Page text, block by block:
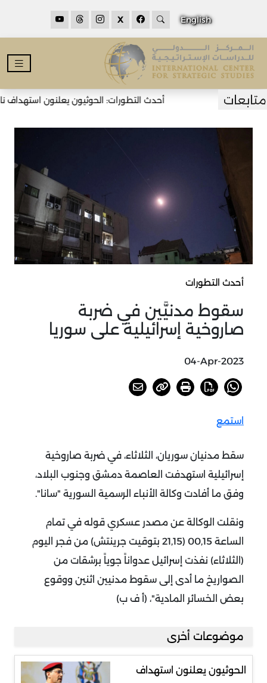
English
X
أحدث التطورات: الحوثيون يعلنون استهداف
أحدث التطورات
سقوط مدنيَّين في ضربة
صاروخية إسرائيلية على سوريا
04-Apr-2023
استمع
سقط مدنيان سوريان، الثلاثاء، في ضربة صاروخية
إسرائيلية استهدفت العاصمة دمشق وجنوب البلاد،
وفق ما أفادت وكالة الأنباء الرسمية السورية "سانا".
ونقلت الوكالة عن مصدر عسكري قوله في تمام
الساعة 00,15 (21,15 بتوقيت جرينتش) من فجر اليوم
(الثلاثاء) نفذت إسرائيل عدواناً جوياً برشقات من
الصواريخ ما أدى إلى سقوط مدنيين اثنين ووقوع
بعض الخسائر المادية"، (أ ف ب)
موضوعات أخرى
الحوثيون يعلنون استهداف